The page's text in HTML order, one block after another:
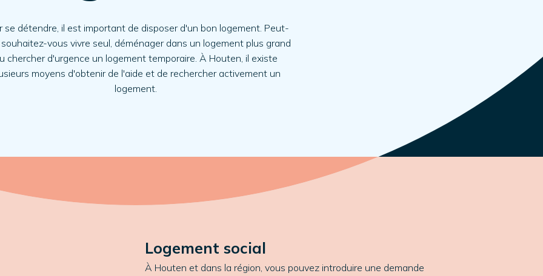
se détendre, il est important de disposer d'un bon logement. Peut-
vous vivre seul, déménager dans un logement plus grand
chercher d'urgence un logement temporaire. À Houten, il existe
moyens d'obtenir de l'aide et de rechercher activement un
logement.
Logement social
À Houten et dans la région, vous pouvez introduire une demande